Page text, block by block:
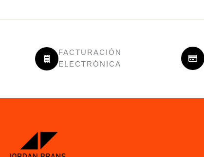
FACTURACIÓN
ELECTRÓNICA